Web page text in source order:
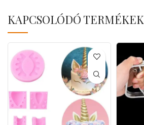
KAPCSOLÓDÓ TERMÉKEK